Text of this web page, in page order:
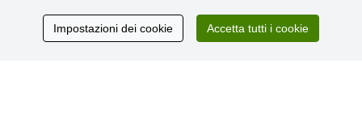
» Garanzia e resi
» Programma fedeltà
Impostazioni dei cookie Accetta tutti i cookie